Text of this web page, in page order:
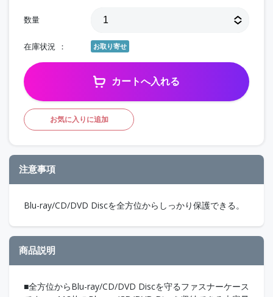
数量
在庫状況 お取り寄せ
カートへ入れる
お気に入りに追加
注意事項
Blu-ray/CD/DVD Discを全方位からしっかり保護できる。
商品説明
■全方位からBlu-ray/CD/DVD Discを守るファスナーケース